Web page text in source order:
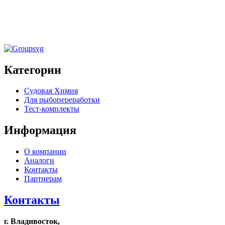
Категории
Судовая Химия
Для рыбопереработки
Тест-комплекты
Информация
О компании
Аналоги
Контакты
Партнерам
Контакты
г. Владивосток,